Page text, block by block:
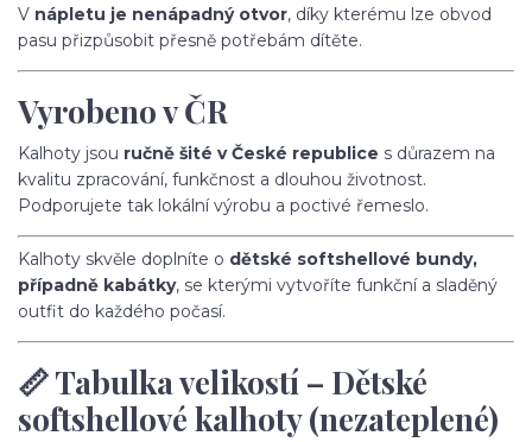
V nápletu je nenápadný otvor, díky kterému lze obvod
pasu přizpůsobit přesně potřebám dítěte.
Vyrobeno v ČR
Kalhoty jsou ručně šité v České republice s důrazem na
kvalitu zpracování, funkčnost a dlouhou životnost.
Podporujete tak lokální výrobu a poctivé řemeslo.
Kalhoty skvěle doplníte o dětské softshellové bundy,
případně kabátky, se kterými vytvoříte funkční a sladěný
outfit do každého počasí.
📏 Tabulka velikostí – Dětské
softshellové kalhoty (nezateplené)